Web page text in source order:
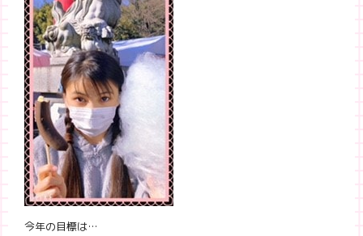
今年の目標は…